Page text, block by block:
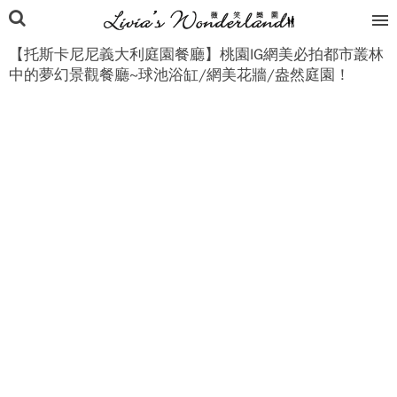
【托斯卡尼尼義大利庭園餐廳】桃園IG網美必拍都市叢林
中的夢幻景觀餐廳~球池浴缸/網美花牆/盎然庭園！